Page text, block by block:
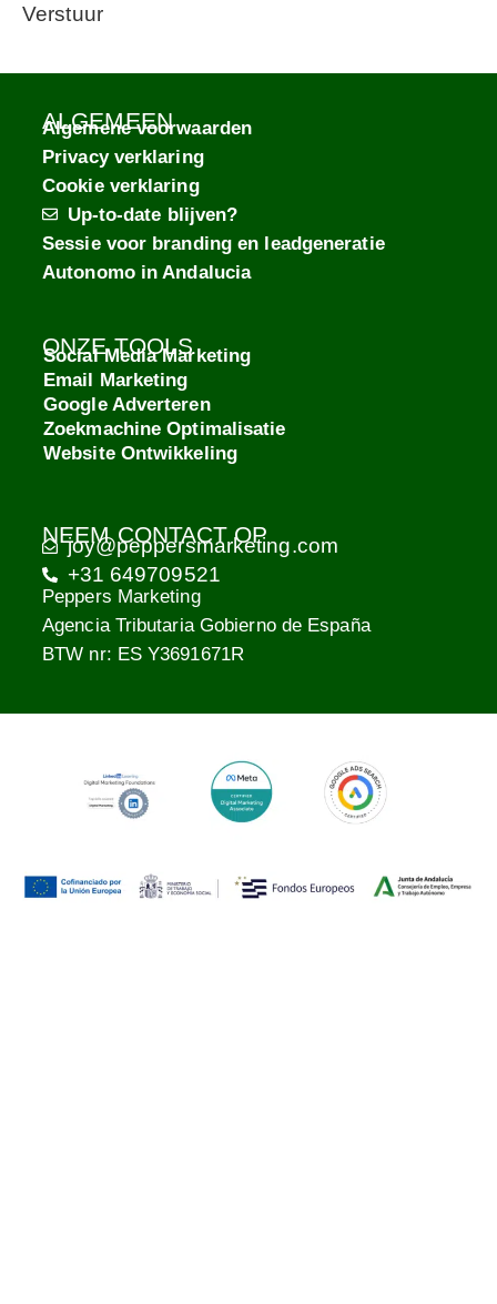
Verstuur
ALGEMEEN
Algemene voorwaarden
Privacy verklaring
Cookie verklaring
Up-to-date blijven?
Sessie voor branding en leadgeneratie
Autonomo in Andalucia
ONZE TOOLS
Social Media Marketing
Email Marketing
Google Adverteren
Zoekmachine Optimalisatie
Website Ontwikkeling
NEEM CONTACT OP
joy@peppersmarketing.com
+31 649709521
Peppers Marketing
Agencia Tributaria Gobierno de España
BTW nr: ES Y3691671R